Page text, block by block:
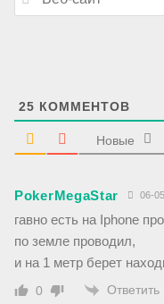
25 КОММЕНТОВ
Новые
PokerMegaStar 06-
гавно есть на Iphone
по земле проводил,
и на 1 метр берет
0 Ответить